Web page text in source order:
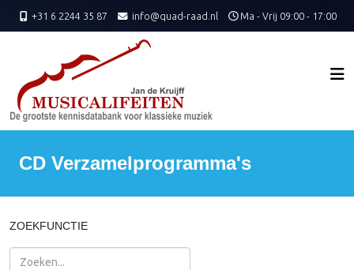
+31 6 2244 35 87 info@quad-raad.nl Ma - Vrij 09:00 - 17:00
CD Verzamelprogramma's
ZOEKFUNCTIE
Zoeken